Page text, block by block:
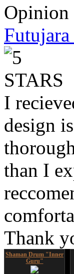
Opinion
I
design
than I
Thank
Shaman Drum "Inner
Guru"